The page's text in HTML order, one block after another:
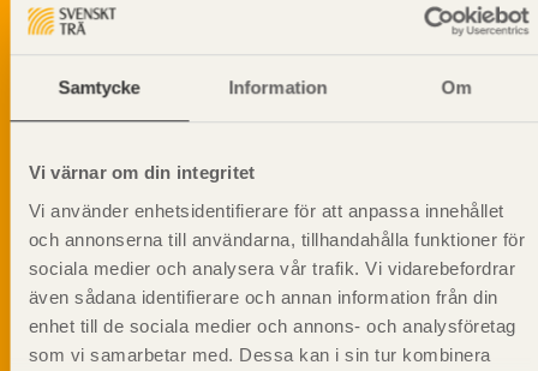
Samtycke Information Om
Vi värnar om din integritet
Vi använder enhetsidentifierare för att anpassa innehållet
och annonserna till användarna, tillhandahålla funktioner för
sociala medier och analysera vår trafik. Vi vidarebefordrar
även sådana identifierare och annan information från din
enhet till de sociala medier och annons- och analysföretag
som vi samarbetar med. Dessa kan i sin tur kombinera
Prenumerera på Svenskt Träs
informationsutskick!